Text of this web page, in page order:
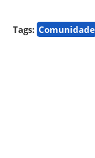
Tags: Comunidade